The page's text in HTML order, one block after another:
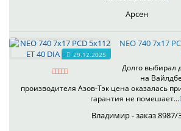
Арсен
29.12.2025
NEO 740 7x17
Долго выбирал
на
производителя Азов-Тэк цена оказалась
гарантия не помешает...
Владимир - заказ 8987/